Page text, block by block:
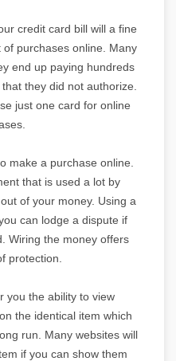
credit card bill will a fine
purchases online. Many
end up paying hundreds
they did not authorize.
just one card for online
make a purchase online.
that is used a lot by
of your money. Using a
can lodge a dispute if
Wiring the money offers
protection.
you the ability to view
the identical item which
run. Many websites will
if you can show them